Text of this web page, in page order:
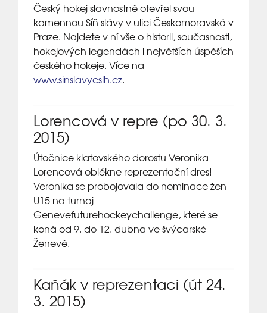
Český hokej slavnostně otevřel svou
kamennou Síň slávy v ulici Českomoravská v
Praze. Najdete v ní vše o historii, současnosti,
hokejových legendách i největších úspěších
českého hokeje. Více na
www.sinslavycslh.cz.
Lorencová v repre (po 30. 3.
2015)
Útočnice klatovského dorostu Veronika
Lorencová oblékne reprezentační dres!
Veronika se probojovala do nominace žen
U15 na turnaj
Genevefuturehockeychallenge, které se
koná od 9. do 12. dubna ve švýcarské
Ženevě.
Kaňák v reprezentaci (út 24.
3. 2015)